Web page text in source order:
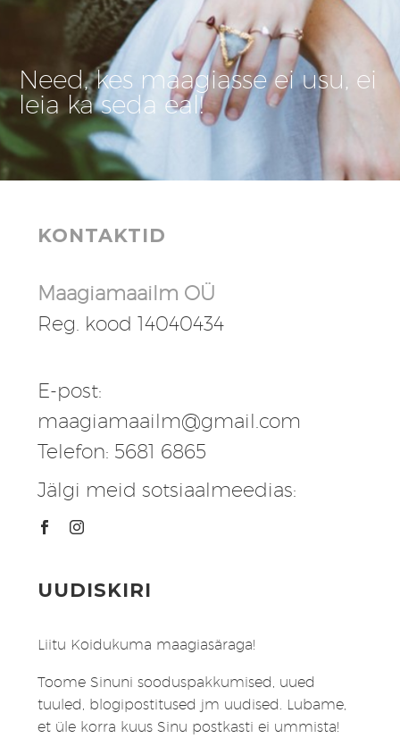
Need, kes maagiasse ei usu, ei
leia ka seda eal!
KONTAKTID
Maagiamaailm OÜ
Reg. kood 14040434
E-post:
maagiamaailm@gmail.com
Telefon: 5681 6865
Jälgi meid sotsiaalmeedias:
UUDISKIRI
Liitu Koidukuma maagiasäraga!
Toome Sinuni sooduspakkumised, uued
tuuled, blogipostitused jm uudised. Lubame,
et üle korra kuus Sinu postkasti ei ummista!